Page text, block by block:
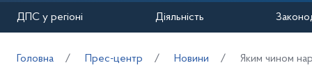
ДПС у регіоні Діяльність
Головна Прес-центр Новини Яким чином